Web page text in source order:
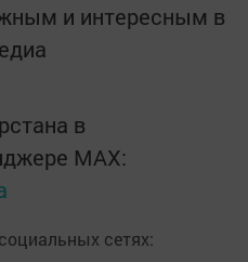
и интересным в
в
MАХ:
сетях: